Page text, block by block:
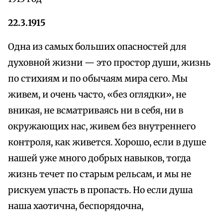
22.3.1915
Одна из самых больших опасностей для
духовной жизни — это простор души, жизнь
по стихиям и по обычаям мира сего. Мы
живем, и очень часто, «без оглядки», не
вникая, не всматриваясь ни в себя, ни в
окружающих нас, живем без внутреннего
контроля, как живется. Хорошо, если в душе
нашей уже много добрых навыков, тогда
жизнь течет по старым рельсам, и мы не
рискуем упасть в пропасть. Но если душа
наша хаотична, беспорядочна,